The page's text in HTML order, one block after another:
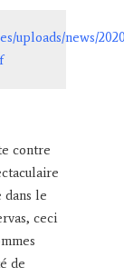
uploads/news/
contre
le
ceci
de